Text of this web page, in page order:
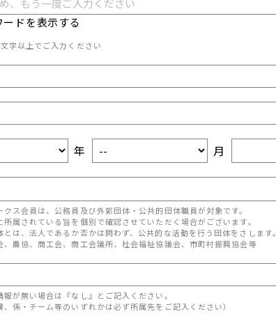
ードを表示する
字以上でご入力ください
年 月
クス会員は、公務員及び外郭団体・公共的団体職員が対象です。
属されている旨を個別で確認させていただく場合がございます。
は、法人であるか否かは問わず、公共的な活動を行う団体をさします。
、農協、商工会、商工会議所、社会福祉協議会、市町村振興協会等
が無い場合は『なし』とご記入ください。
、係・チーム等のいずれかは必ず所属先をご記入ください）